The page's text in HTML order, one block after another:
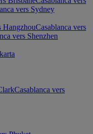
vers Sydney
HangzhouCasablanca vers
vers Shenzhen
Casablanca vers